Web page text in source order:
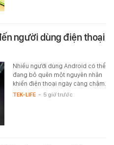
người dùng điện thoại
Nhiều người dùng Android có thể
đang bỏ quên một nguyên nhân
khiến điện thoại ngày càng chậm.
TEK-LIFE - 5 giờ trước